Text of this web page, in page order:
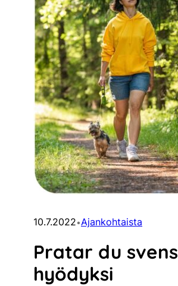
10.7.2022•Ajankohtaista
Pratar du
hyödyksi